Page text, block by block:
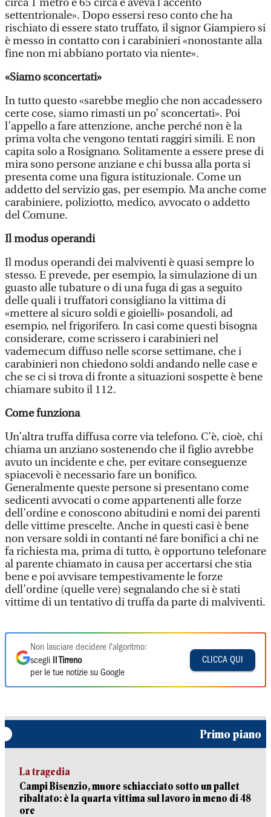
circa 1 metro e 65 circa e aveva l’accento
settentrionale». Dopo essersi reso conto che ha
rischiato di essere stato truffato, il signor Giampiero si
è messo in contatto con i carabinieri «nonostante alla
fine non mi abbiano portato via niente».
«Siamo sconcertati»
In tutto questo «sarebbe meglio che non accadessero
certe cose, siamo rimasti un po’ sconcertati». Poi
l’appello a fare attenzione, anche perché non è la
prima volta che vengono tentati raggiri simili. E non
capita solo a Rosignano. Solitamente a essere prese di
mira sono persone anziane e chi bussa alla porta si
presenta come una figura istituzionale. Come un
addetto del servizio gas, per esempio. Ma anche come
carabiniere, poliziotto, medico, avvocato o addetto
del Comune.
Il modus operandi
Il modus operandi dei malviventi è quasi sempre lo
stesso. E prevede, per esempio, la simulazione di un
guasto alle tubature o di una fuga di gas a seguito
delle quali i truffatori consigliano la vittima di
«mettere al sicuro soldi e gioielli» posandoli, ad
esempio, nel frigorifero. In casi come questi bisogna
considerare, come scrissero i carabinieri nel
vademecum diffuso nelle scorse settimane, che i
carabinieri non chiedono soldi andando nelle case e
che se ci si trova di fronte a situazioni sospette è bene
chiamare subito il 112.
Come funziona
Un’altra truffa diffusa corre via telefono. C’è, cioè, chi
chiama un anziano sostenendo che il figlio avrebbe
avuto un incidente e che, per evitare conseguenze
spiacevoli è necessario fare un bonifico.
Generalmente queste persone si presentano come
sedicenti avvocati o come appartenenti alle forze
dell’ordine e conoscono abitudini e nomi dei parenti
delle vittime prescelte. Anche in questi casi è bene
non versare soldi in contanti né fare bonifici a chi ne
fa richiesta ma, prima di tutto, è opportuno telefonare
al parente chiamato in causa per accertarsi che stia
bene e poi avvisare tempestivamente le forze
dell’ordine (quelle vere) segnalando che si è stati
vittime di un tentativo di truffa da parte di malviventi.
Non lasciare decidere l'algoritmo:
scegli
Il Tirreno
per le tue notizie su Google
CLICCA QUI
Primo piano
La tragedia
Campi Bisenzio, muore schiacciato sotto un pallet
ribaltato: è la quarta vittima sul lavoro in meno di 48
ore